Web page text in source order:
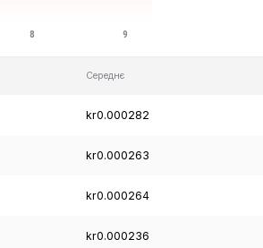
Середнє
kr0.000282
kr0.000263
kr0.000264
kr0.000236